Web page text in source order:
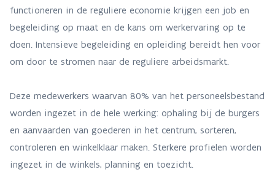
functioneren in de reguliere economie krijgen een job en
begeleiding op maat en de kans om werkervaring op te
doen. Intensieve begeleiding en opleiding bereidt hen voor
om door te stromen naar de reguliere arbeidsmarkt.
Deze medewerkers waarvan 80% van het personeelsbestand
worden ingezet in de hele werking: ophaling bij de burgers
en aanvaarden van goederen in het centrum, sorteren,
controleren en winkelklaar maken. Sterkere profielen worden
ingezet in de winkels, planning en toezicht.